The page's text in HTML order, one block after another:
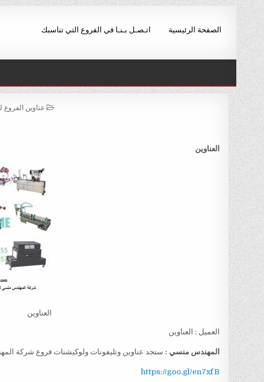
Skip
to
content
اتـصـل بـنـا في الفروع التي تناسبك الصفحة الرئيسية
POSTED
عناوين
العناوين
العناوين
العميل : العناوين
المهندس منسي : ستجد عناوين وتليفونات ولوكيشنات فروع شركة
https://goo.gl/en7xfB